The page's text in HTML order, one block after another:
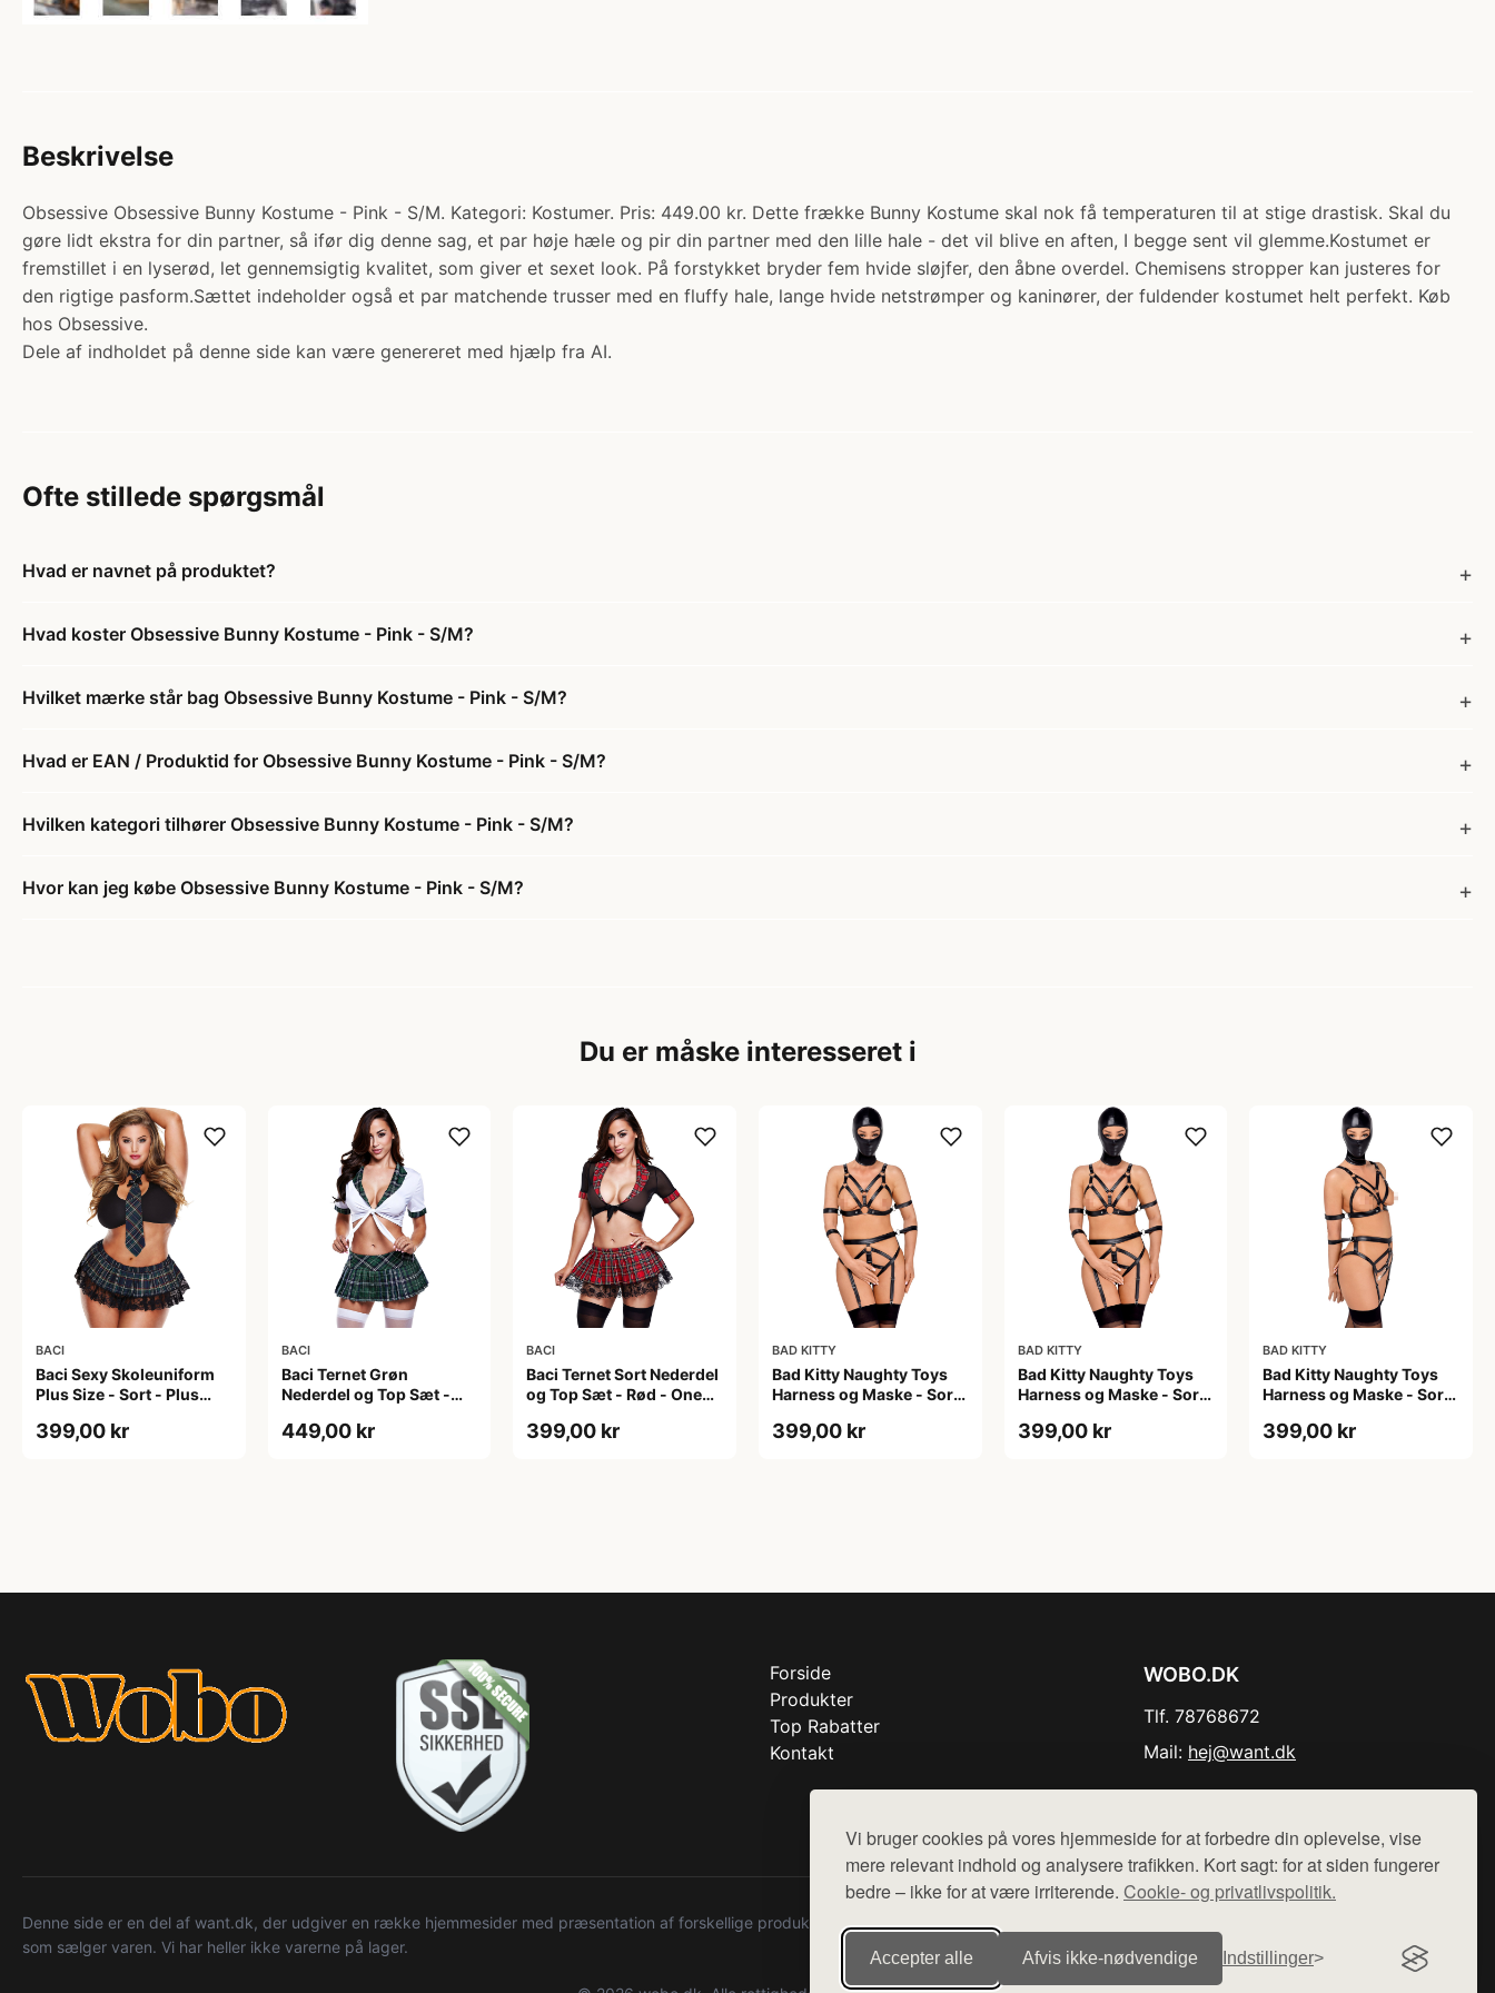
Vi bruger cookies på vores hjemmeside for at forbedre din oplevelse, vise
mere relevant indhold og analysere trafikken. Kort sagt: for at siden fungerer
bedre – ikke for at være irriterende. Cookie- og privatlivspolitik.
Accepter alle Afvis ikke‑nødvendige Indstillinger
Beskrivelse
Obsessive Obsessive Bunny Kostume - Pink - S/M. Kategori: Kostumer. Pris: 449.00 kr. Dette frække Bunny Kostume skal nok få temperaturen til at stige drastisk. Skal du
gøre lidt ekstra for din partner, så ifør dig denne sag, et par høje hæle og pir din partner med den lille hale - det vil blive en aften, I begge sent vil glemme.Kostumet er
fremstillet i en lyserød, let gennemsigtig kvalitet, som giver et sexet look. På forstykket bryder fem hvide sløjfer, den åbne overdel. Chemisens stropper kan justeres for
den rigtige pasform.Sættet indeholder også et par matchende trusser med en fluffy hale, lange hvide netstrømper og kaninører, der fuldender kostumet helt perfekt. Køb
hos Obsessive.
Dele af indholdet på denne side kan være genereret med hjælp fra AI.
Ofte stillede spørgsmål
Hvad er navnet på produktet?
Hvad koster Obsessive Bunny Kostume - Pink - S/M?
Hvilket mærke står bag Obsessive Bunny Kostume - Pink - S/M?
Hvad er EAN / Produktid for Obsessive Bunny Kostume - Pink - S/M?
Hvilken kategori tilhører Obsessive Bunny Kostume - Pink - S/M?
Hvor kan jeg købe Obsessive Bunny Kostume - Pink - S/M?
Du er måske interesseret i
BACI
Baci Sexy Skoleuniform
Plus Size - Sort - Plus
399,00 kr
BACI
Baci Ternet Grøn
Nederdel og Top Sæt -
449,00 kr
BACI
Baci Ternet Sort Nederdel
og Top Sæt - Rød - One
399,00 kr
BAD KITTY
Bad Kitty Naughty Toys
Harness og Maske - Sort
399,00 kr
BAD KITTY
Bad Kitty Naughty Toys
Harness og Maske - Sort
399,00 kr
BAD KITTY
Bad Kitty Naughty Toys
Harness og Maske - Sort
399,00 kr
Forside
Produkter
Top Rabatter
Kontakt
WOBO.DK
Tlf. 78768672
Mail: hej@want.dk
Denne side er en del af want.dk, der udgiver en række hjemmesider med præsentation af forskellige produkter fra diverse webshops. Der sælges ikke varer fra denne side - vi henviser til de shops,
som sælger varen. Vi har heller ikke varerne på lager.